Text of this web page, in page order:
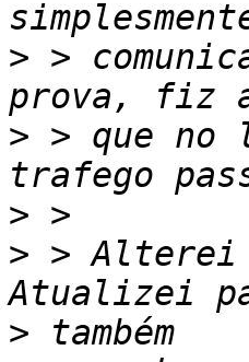
> >
> > que no
>
> > Alterei
>